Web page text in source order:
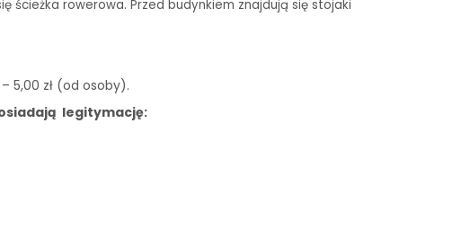
ścieżka rowerowa. Przed budynkiem znajdują się stojaki
5,00 zł (od osoby).
legitymację: